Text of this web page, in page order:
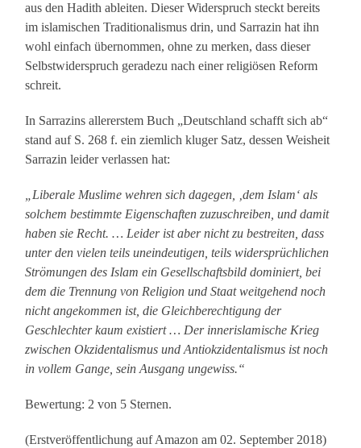
aus den Hadith ableiten. Dieser Widerspruch steckt bereits
im islamischen Traditionalismus drin, und Sarrazin hat ihn
wohl einfach übernommen, ohne zu merken, dass dieser
Selbstwiderspruch geradezu nach einer religiösen Reform
schreit.
In Sarrazins allererstem Buch „Deutschland schafft sich ab“
stand auf S. 268 f. ein ziemlich kluger Satz, dessen Weisheit
Sarrazin leider verlassen hat:
„Liberale Muslime wehren sich dagegen, ‚dem Islam‘ als
solchem bestimmte Eigenschaften zuzuschreiben, und damit
haben sie Recht. … Leider ist aber nicht zu bestreiten, dass
unter den vielen teils uneindeutigen, teils widersprüchlichen
Strömungen des Islam ein Gesellschaftsbild dominiert, bei
dem die Trennung von Religion und Staat weitgehend noch
nicht angekommen ist, die Gleichberechtigung der
Geschlechter kaum existiert … Der innerislamische Krieg
zwischen Okzidentalismus und Antiokzidentalismus ist noch
in vollem Gange, sein Ausgang ungewiss.“
Bewertung: 2 von 5 Sternen.
(Erstveröffentlichung auf Amazon am 02. September 2018)